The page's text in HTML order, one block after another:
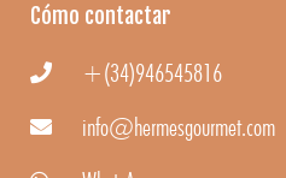
Cómo contactar
+(34)946545816
info@hermesgourmet.com